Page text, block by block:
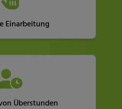
Einarbeitung
Überstunden